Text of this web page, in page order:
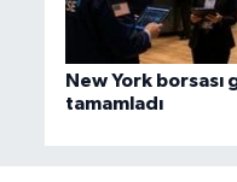
New York borsası
tamamladı